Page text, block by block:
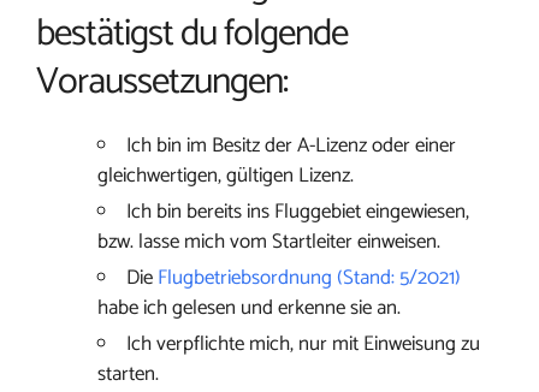
bestätigst du folgende
Voraussetzungen:
Ich bin im Besitz der A-Lizenz oder einer
gleichwertigen, gültigen Lizenz.
Ich bin bereits ins Fluggebiet eingewiesen,
bzw. lasse mich vom Startleiter einweisen.
DieFlugbetriebsordnung (Stand: 5/2021)
habe ich gelesen und erkenne sie an.
Ich verpflichte mich, nur mit Einweisung zu
starten.